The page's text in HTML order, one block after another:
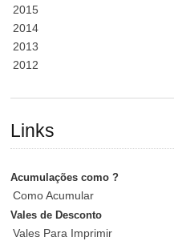
2015
2014
2013
2012
Links
Acumulações como ?
Como Acumular
Vales de Desconto
Vales Para Imprimir